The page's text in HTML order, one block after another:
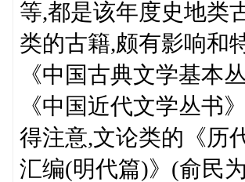
等,都是该年度史地
类的古籍,颇有影响和
《中国古典文学基本
《中国近代文学丛书
得注意,文论类的《历
汇编(明代篇)》(俞民